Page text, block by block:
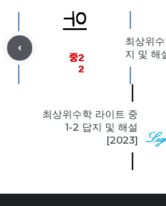
최상위
지 및 해
최상위수학 라이트 중
1-2 답지 및 해설
[2023]